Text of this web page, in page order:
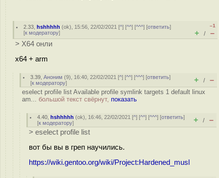
2.33 ,hshhhhh (ok), 15:56, 22/02/2021 [^] [^^] [^^^] [ответить]
[к модератору]
–1
+ / –
> X64 онли
x64 + arm
3.39 ,Аноним (9), 16:40, 22/02/2021 [^] [^^] [^^^] [ответить]
[к модератору] + / –
eselect profile list Available profile symlink targets 1 default linux
am... большой текст свёрнут, показать
4.40 ,hshhhhh (ok), 16:46, 22/02/2021 [^] [^^] [^^^] [ответить]
[к модератору] + / –
> eselect profile list
вот бы вы в греп научились.
https://wiki.gentoo.org/wiki/Project:Hardened_musl